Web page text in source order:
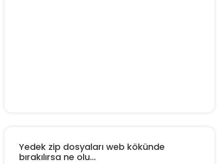
Yedek zip dosyaları web kökünde
bırakılırsa ne olu...